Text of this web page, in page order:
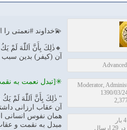
💫خداوند #نعمتى
🔸ذٰلِكَ بِأَنَّ اَللّٰهَ لَمْ يَكُ
آن (كيفر) بدين سبب
✳[تبدل نعمت به
" ذٰلِكَ بِأَنَّ اَللّٰهَ لَمْ
آن عقاب ارزانى
همان نفوس انسانى
مبدل به نقمت و